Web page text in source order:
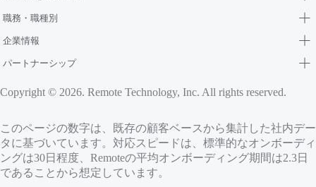
職務・職種別
企業情報
パートナーシップ
Copyright © 2026. Remote Technology, Inc. All rights reserved.
このページの数字は、既存の顧客ベースから集計した社内デー
タに基づいています。対応スピードは、標準的なオンボーディ
ングは30日程度、Remoteの平均オンボーディング期間は2.3日
であることから想定しています。